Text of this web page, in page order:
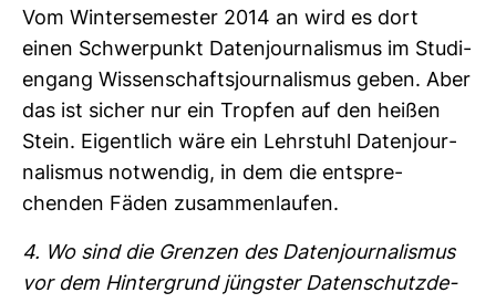
Vom Win­ter­se­mester 2014 an wird es dort
einen Schwer­punkt Daten­jour­na­lismus im Stu­di­
en­gang Wis­sen­schafts­jour­na­lismus geben. Aber
das ist sicher nur ein Tropfen auf den heißen
Stein. Eigent­lich wäre ein Lehr­stuhl Daten­jour­
na­lismus not­wendig, in dem die ent­spre­
chenden Fäden zusam­men­laufen.
4. Wo sind die Grenzen des Daten­jour­na­lismus
vor dem Hin­ter­grund jüngster Daten­schutz­de­